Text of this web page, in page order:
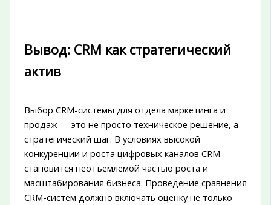
Вывод: CRM как стратегический
актив
Выбор CRM-системы для отдела маркетинга и
продаж — это не просто техническое решение, а
стратегический шаг. В условиях высокой
конкуренции и роста цифровых каналов CRM
становится неотъемлемой частью роста и
масштабирования бизнеса. Проведение сравнения
CRM-систем должно включать оценку не только